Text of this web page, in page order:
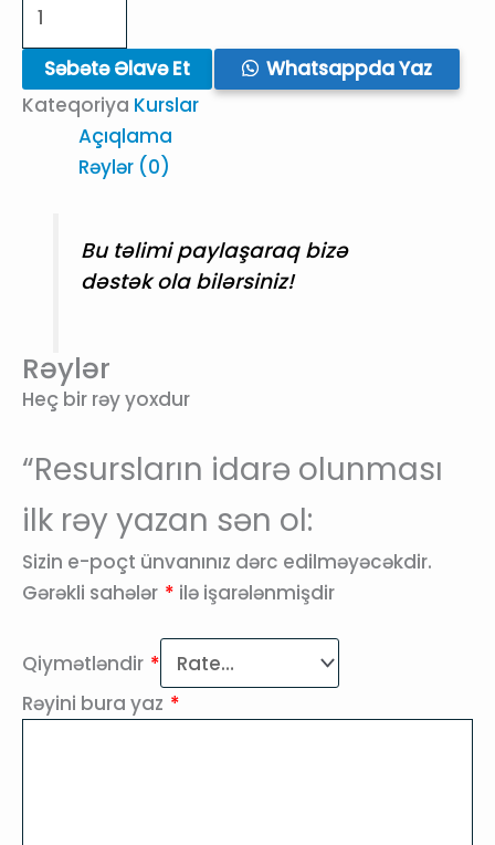
idarə
olunması
quantity
Səbətə Əlavə Et
Whatsappda Yaz
Kateqoriya Kurslar
Açıqlama
Rəylər (0)
Bu təlimi paylaşaraq bizə
dəstək ola bilərsiniz!
Rəylər
Heç bir rəy yoxdur
“Resursların idarə olunması
ilk rəy yazan sən ol:
Sizin e-poçt ünvanınız dərc edilməyəcəkdir.
Gərəkli sahələr * ilə işarələnmişdir
Qiymətləndir *
Rəyini bura yaz *